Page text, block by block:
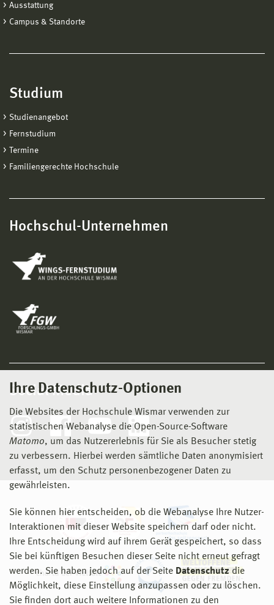
Ihre Datenschutz-Optionen
Die Websites der Hochschule Wismar verwenden zur
statistischen Webanalyse die Open-Source-Software
Matomo, um das Nutzererlebnis für Sie als Besucher stetig
zu verbessern. Hierbei werden sämtliche Daten anonymisiert
erfasst, um den Schutz personenbezogener Daten zu
gewährleisten.
Sie können hier entscheiden, ob die Webanalyse Ihre Nutzer-
Interaktionen mit dieser Website speichern darf oder nicht.
Ihre Entscheidung wird auf ihrem Gerät gespeichert, so dass
Sie bei künftigen Besuchen dieser Seite nicht erneut gefragt
werden. Sie haben jedoch auf der Seite Datenschutz die
Möglichkeit, diese Einstellung anzupassen oder zu löschen.
Sie finden dort auch weitere Informationen zu den
Ausstattung
Campus & Standorte
Studium
Studienangebot
Fernstudium
Termine
Familiengerechte Hochschule
Hochschul-Unternehmen
Social Media